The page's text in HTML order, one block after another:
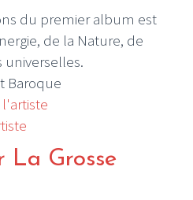
du premier album est
de la Nature, de
universelles.
Baroque
La Grosse